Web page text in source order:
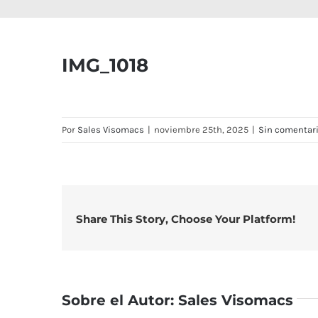
IMG_1018
Por Sales Visomacs | noviembre 25th, 2025 | Sin
Share This Story, Choose Your Platform!
Sobre el Autor: Sales Visomacs